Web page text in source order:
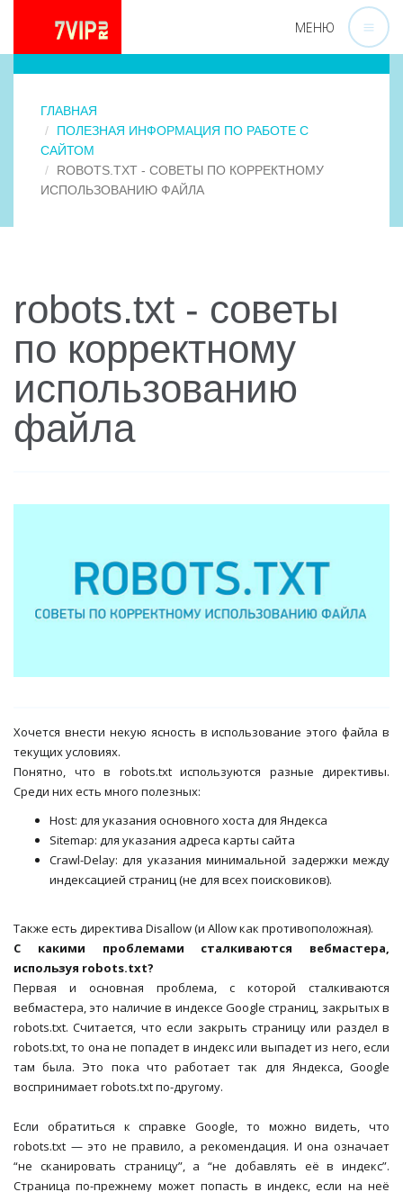
МЕНЮ
ГЛАВНАЯ
ПОЛЕЗНАЯ ИНФОРМАЦИЯ ПО РАБОТЕ С
САЙТОМ
ROBOTS.TXT - СОВЕТЫ ПО КОРРЕКТНОМУ
ИСПОЛЬЗОВАНИЮ ФАЙЛА
robots.txt - советы
по корректному
использованию
файла
Хочется внести некую ясность в использование этого файла в
текущих условиях.
Понятно, что в robots.txt используются разные директивы.
Среди них есть много полезных:
Host: для указания основного хоста для Яндекса
Sitemap: для указания адреса карты сайта
Crawl-Delay: для указания минимальной задержки между
индексацией страниц (не для всех поисковиков).
Также есть директива Disallow (и Allow как противоположная).
С какими проблемами сталкиваются вебмастера,
используя robots.txt?
Первая и основная проблема, с которой сталкиваются
вебмастера, это наличие в индексе Google страниц, закрытых в
robots.txt. Считается, что если закрыть страницу или раздел в
robots.txt, то она не попадет в индекс или выпадет из него, если
там была. Это пока что работает так для Яндекса, Google
воспринимает robots.txt по-другому.
Если обратиться к справке Google, то можно видеть, что
robots.txt — это не правило, а рекомендация. И она означает
“не сканировать страницу”, а “не добавлять её в индекс”.
Страница по-прежнему может попасть в индекс, если на неё